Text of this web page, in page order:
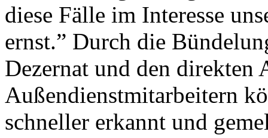
diese Fälle im Interesse
ernst.” Durch die
Dezernat und den direkten
Außendienstmitarbeitern
schneller erkannt und